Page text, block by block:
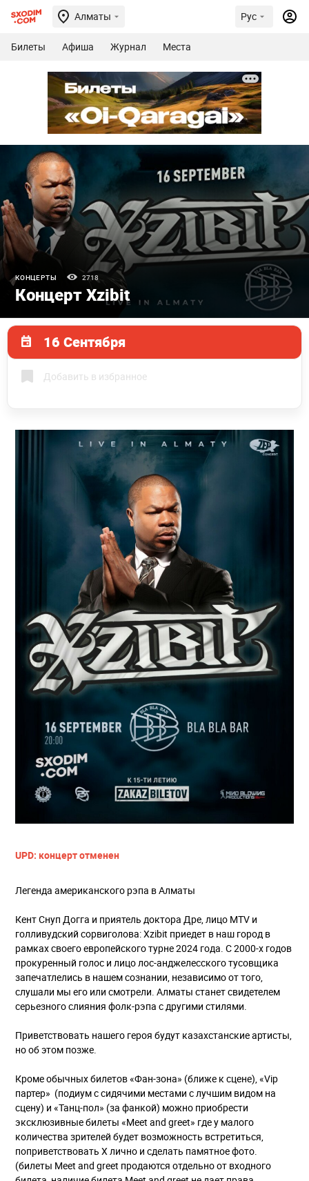
Алматы Рус
Билеты Афиша Журнал Места
КОНЦЕРТЫ 2718
Концерт Xzibit
16 Сентября
Добавить в избранное
UPD: концерт отменен
Легенда американского рэпа в Алматы
Кент Снуп Догга и приятель доктора Дре, лицо MTV и
голливудский сорвиголова: Xzibit приедет в наш город в
рамках своего европейского турне 2024 года. С 2000-х годов
прокуренный голос и лицо лос-анджелесского тусовщика
запечатлелись в нашем сознании, независимо от того,
слушали мы его или смотрели. Алматы станет свидетелем
серьезного слияния фолк-рэпа с другими стилями.
Приветствовать нашего героя будут казахстанские артисты,
но об этом позже.
Кроме обычных билетов «Фан-зона» (ближе к сцене), «Vip
партер» (подиум с сидячими местами с лучшим видом на
сцену) и «Танц-пол» (за фанкой) можно приобрести
эксклюзивные билеты «Meet and greet» где у малого
количества зрителей будет возможность встретиться,
поприветствовать X лично и сделать памятное фото.
(билеты Meet and greet продаются отдельно от входного